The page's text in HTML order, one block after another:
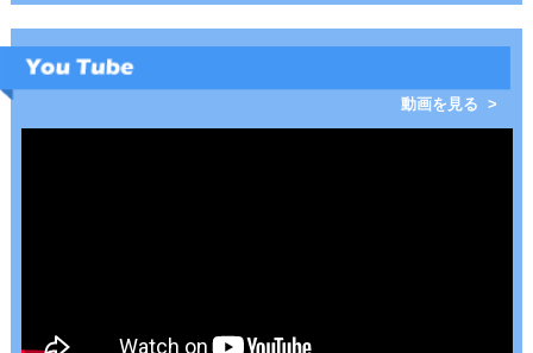
動画を見る >